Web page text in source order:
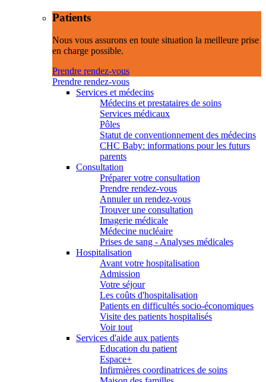
Patients
Nous vous assurons en toute situation la meilleure prise
en charge possible.
Prendre rendez-vous
Prendre rendez-vous
Services et médecins
Médecins et prestataires de soins
Services médicaux
Pôles
Statut de conventionnement des médecins
CHC Baby: informations pour les futurs
parents
Consultation
Préparer votre consultation
Prendre rendez-vous
Annuler un rendez-vous
Trouver une consultation
Imagerie médicale
Médecine nucléaire
Prises de sang - Analyses médicales
Hospitalisation
Avant votre hospitalisation
Admission
Votre séjour
Les coûts d'hospitalisation
Patients en difficultés socio-économiques
Visite des patients hospitalisés
Voir tout
Services d'aide aux patients
Education du patient
Espace+
Infirmières coordinatrices de soins